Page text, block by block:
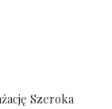
Szeroka